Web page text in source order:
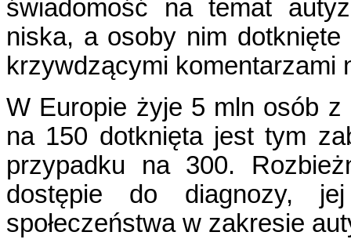
świadomość na temat
niska, a osoby nim
krzywdzącymi komentarzami
W Europie żyje 5 mln osób
na 150 dotknięta jest tym
przypadku na 300.
dostępie do diagnozy,
społeczeństwa w zakresie